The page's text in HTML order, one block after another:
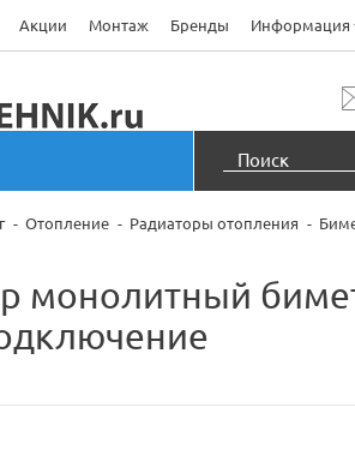
Акции Монтаж Бренды Информация
Отопление Радиаторы отопления
монолитный